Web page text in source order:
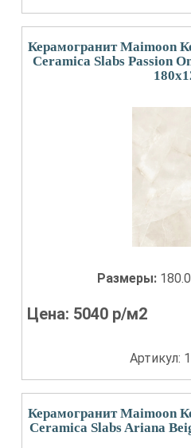
Керамогранит Maimoon
Ceramica Slabs Passion
Размеры:
Цена: 5040 р/м2
Артикул:
Керамогранит Maimoon
Ceramica Slabs Ariana